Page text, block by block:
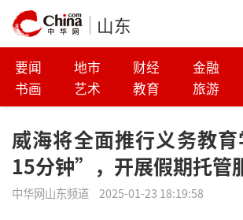
山东
要闻 地市 财经 金融
书画
艺术 教育 旅游
威海将全面推行义务教
15分钟”，开展假期托管
中华网山东频道 2025-01-23 18:19:58